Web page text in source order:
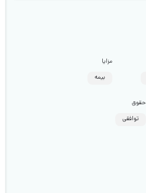
مزایا
بیمه
حقوق
توافقی